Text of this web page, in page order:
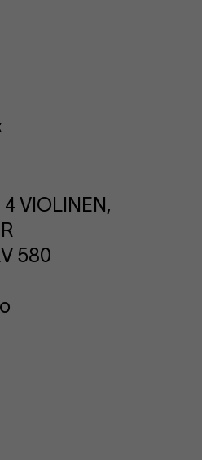
VIOLINEN,
580